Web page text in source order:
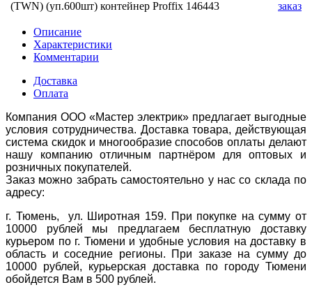
(TWN) (уп.600шт) контейнер Proffix 146443 заказ
Описание
Характеристики
Комментарии
Доставка
Оплата
Компания ООО «Мастер электрик» предлагает выгодные
условия сотрудничества. Доставка товара, действующая
система скидок и многообразие способов оплаты делают
нашу компанию отличным партнёром для оптовых и
розничных покупателей.
Заказ можно забрать самостоятельно у нас со склада по
адресу:
г. Тюмень, ул. Широтная 159. При покупке на сумму от
10000 рублей мы предлагаем бесплатную доставку
курьером по г. Тюмени и удобные условия на доставку в
область и соседние регионы. При заказе на сумму до
10000 рублей, курьерская доставка по городу Тюмени
обойдется Вам в 500 рублей.